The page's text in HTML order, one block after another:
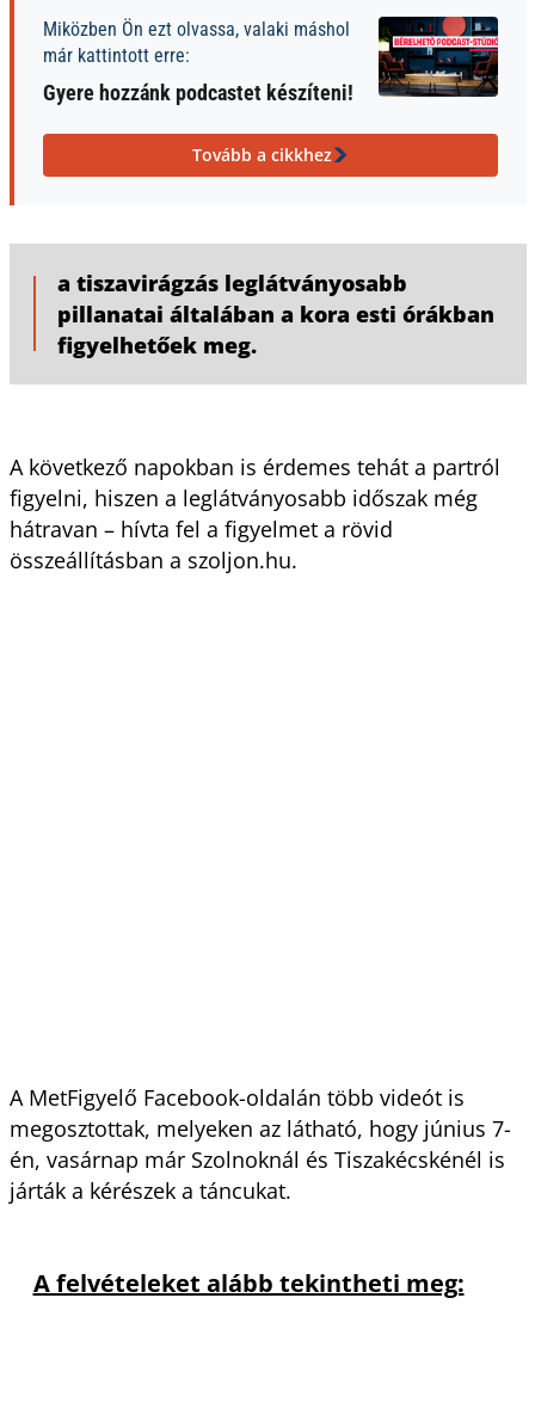
Miközben Ön ezt olvassa, valaki máshol
már kattintott erre:
Gyere hozzánk podcastet készíteni!
Tovább a cikkhez
a tiszavirágzás leglátványosabb
pillanatai általában a kora esti órákban
figyelhetőek meg.
A következő napokban is érdemes tehát a partról
figyelni, hiszen a leglátványosabb időszak még
hátravan – hívta fel a figyelmet a rövid
összeállításban a szoljon.hu.
A MetFigyelő Facebook-oldalán több videót is
megosztottak, melyeken az látható, hogy június 7-
én, vasárnap már Szolnoknál és Tiszakécskénél is
járták a kérészek a táncukat.
A felvételeket alább tekintheti meg: